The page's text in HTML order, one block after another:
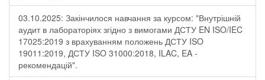
03.10.2025: Закінчилося навчання за курсом: "Внутрішній
аудит в лабораторіях згідно з вимогами ДСТУ EN ISO/IEC
17025:2019 з врахуванням положень ДСТУ ISO
19011:2019, ДСТУ ISO 31000:2018, ILAC, EA -
рекомендацій".